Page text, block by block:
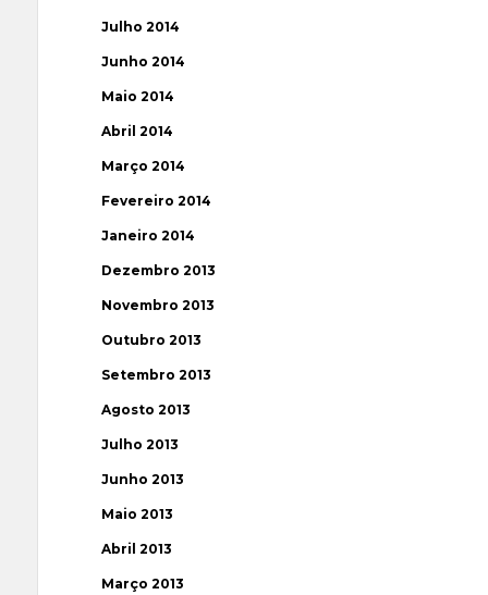
Julho 2014
Junho 2014
Maio 2014
Abril 2014
Março 2014
Fevereiro 2014
Janeiro 2014
Dezembro 2013
Novembro 2013
Outubro 2013
Setembro 2013
Agosto 2013
Julho 2013
Junho 2013
Maio 2013
Abril 2013
Março 2013